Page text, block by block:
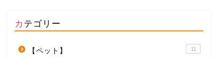
カテゴリー
【ペット】 11